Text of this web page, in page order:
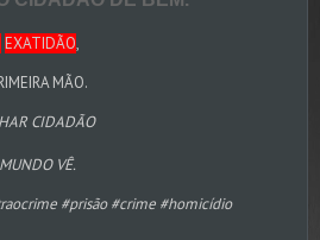
EXATIDÃO,
MÃO.
CIDADÃO
VÊ.
#prisão #crime #homicídio